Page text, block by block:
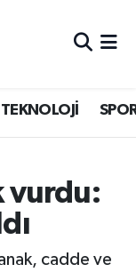
TEKNOLOJİ
vurdu:
cadde ve